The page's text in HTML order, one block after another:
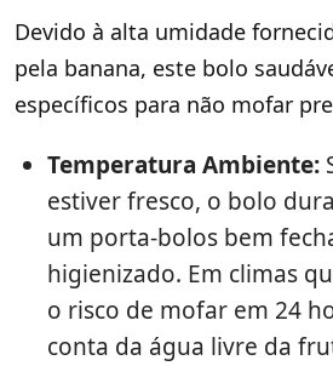
Devido à alta umidade
pela banana, este bolo
específicos para não mofar
Temperatura Ambiente:
estiver fresco, o bolo
um porta-bolos bem
higienizado. Em climas
o risco de mofar em 24
conta da água livre da